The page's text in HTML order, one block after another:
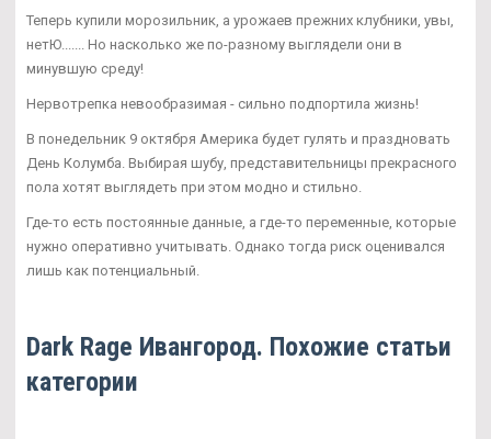
Теперь купили морозильник, а урожаев прежних клубники, увы,
нетЮ....... Но насколько же по-разному выглядели они в
минувшую среду!
Нервотрепка невообразимая - сильно подпортила жизнь!
В понедельник 9 октября Америка будет гулять и праздновать
День Колумба. Выбирая шубу, представительницы прекрасного
пола хотят выглядеть при этом модно и стильно.
Где-то есть постоянные данные, а где-то переменные, которые
нужно оперативно учитывать. Однако тогда риск оценивался
лишь как потенциальный.
Dark Rage Ивангород. Похожие статьи
категории